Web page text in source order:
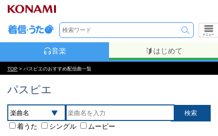
メニュー
音楽 はじめて
TOP > パスピエのおすすめ配信曲一覧
パスピエ
着うた シングル ムービー